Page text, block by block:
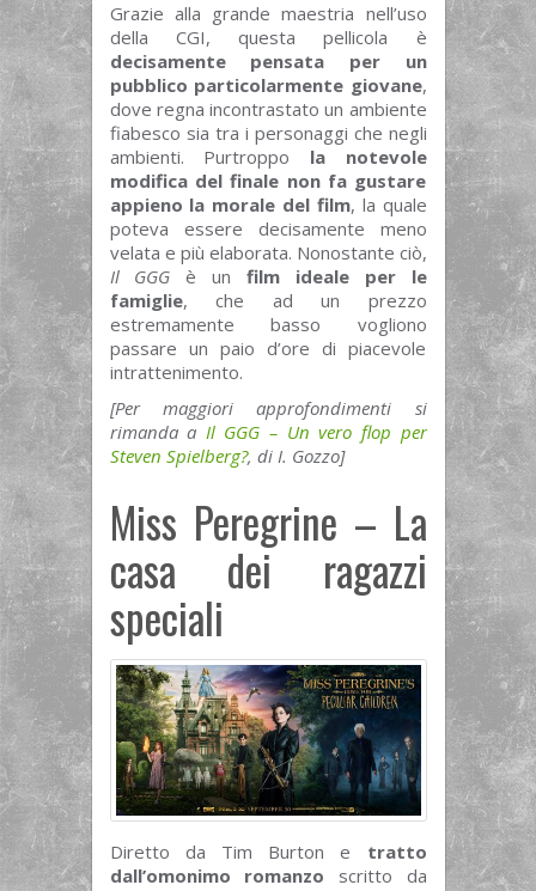
Grazie alla grande maestria nell’uso
della CGI, questa pellicola è
decisamente pensata per un
pubblico particolarmente giovane,
dove regna incontrastato un ambiente
fiabesco sia tra i personaggi che negli
ambienti. Purtroppo la notevole
modifica del finale non fa gustare
appieno la morale del film, la quale
poteva essere decisamente meno
velata e più elaborata. Nonostante ciò,
Il GGG è un film ideale per le
famiglie, che ad un prezzo
estremamente basso vogliono
passare un paio d’ore di piacevole
intrattenimento.
[Per maggiori approfondimenti si
rimanda a Il GGG – Un vero flop per
Steven Spielberg?, di I. Gozzo]
Miss Peregrine – La
casa dei ragazzi
speciali
Diretto da Tim Burton e tratto
dall’omonimo romanzo scritto da